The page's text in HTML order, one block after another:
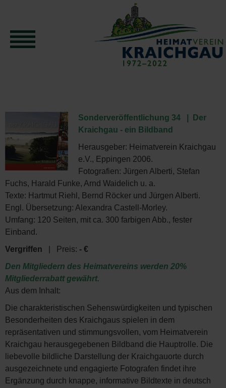
Sonderveröffentlichung 34 |
Der
Kraichgau - ein Bildband
Herausgeber: Heimatverein Kraichgau
e.V., Eppingen 2006.
Fotografien: Jürgen Alberti, Stefan
Fuchs, Harald Funke, Arnd Waidelich u. a.
Texte: Hartmut Riehl, Bernd Röcker und Jürgen Alberti.
Engl. Übersetzung: Alexandra Castell-Morley.
Umfang: 120 Seiten, mit ca. 300 farbigen Abb., fester
Einband.
Vergriffen | Preis: - €
Den Mitgliedern des Heimatvereins werden 20%
Mitgliederrabatt gewährt.
Aus dem Inhalt:
Die charakteristischen Sehenswürdigkeiten und typischen
Besonderheiten des Kraichgaus spielen in dem
repräsentativen und stimmungsvollen, vom Heimatverein
Kraichgau herausgegebenen Bildband die Hauptrolle. Die
liebevolle bildliche Darstellung der Kraichgauorte durch
ausgezeichnete und engagierte Fotografen findet ihre
Ergänzung durch knappe, informative Bildtexte in deutsch